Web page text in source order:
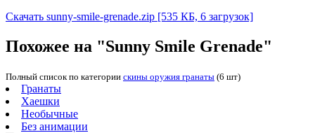
Скачать sunny-smile-grenade.zip [535 КБ, 6 загрузок]
Похожее на "Sunny Smile Grenade"
Полный список по категории скины оружия гранаты (6 шт)
Гранаты
Хаешки
Необычные
Без анимации